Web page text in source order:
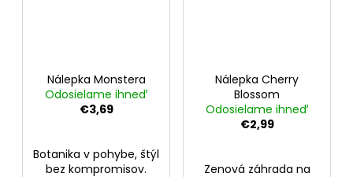
Nálepka Monstera
Odosielame ihneď
€3,69
Botanika v pohybe, štýl
bez kompromisov.
Nálepka Cherry
Blossom
Odosielame ihneď
€2,99
Zenová záhrada na